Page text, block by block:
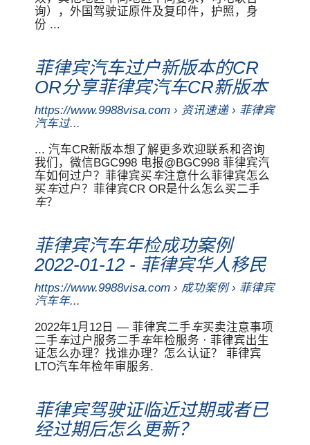
询），外国驾驶证原件及复印件，护照，身
份 ...
菲律宾汽车过户新版本的CR
OR分享菲律宾汽车CR新版本
https://www.9988visa.com › 资讯速递 › 菲律宾
汽车过...
... 汽车CR新版本想了解更多欢迎联系和咨询
我们，微信BGC998 电报@BGC998 菲律宾汽
车如何过户？菲律宾买车注意什么菲律宾怎么
买车过户？菲律宾CR OR是什么怎么买二手
车？
菲律宾汽车年检成功案例
2022-01-12 - 菲律宾华人移民
https://www.9988visa.com › 成功案例 › 菲律宾
汽车年...
2022年1月12日 — 菲律宾二手车买卖注意事项
二手车过户服务二手车年检服务 · 菲律宾出生
证怎么办理？找谁办理？怎么认证？ 菲律宾
LTO汽车年检年审服务.
菲律宾驾驶证临近过期或者已
经过期后怎么更新？